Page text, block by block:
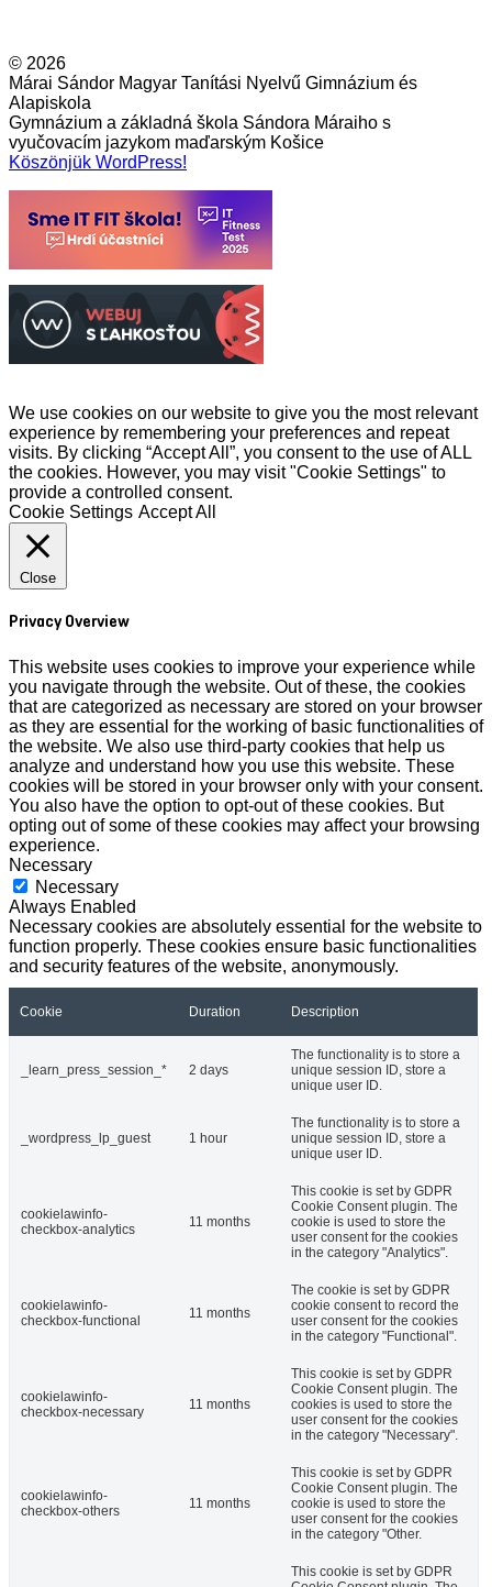
© 2026
Márai Sándor Magyar Tanítási Nyelvű Gimnázium és
Alapiskola
Gymnázium a základná škola Sándora Máraiho s
vyučovacím jazykom maďarským Košice
Köszönjük WordPress!
We use cookies on our website to give you the most relevant
experience by remembering your preferences and repeat
visits. By clicking “Accept All”, you consent to the use of ALL
the cookies. However, you may visit "Cookie Settings" to
provide a controlled consent.
Cookie Settings Accept All
Close
Privacy Overview
This website uses cookies to improve your experience while
you navigate through the website. Out of these, the cookies
that are categorized as necessary are stored on your browser
as they are essential for the working of basic functionalities of
the website. We also use third-party cookies that help us
analyze and understand how you use this website. These
cookies will be stored in your browser only with your consent.
You also have the option to opt-out of these cookies. But
opting out of some of these cookies may affect your browsing
experience.
Necessary
Necessary
Always Enabled
Necessary cookies are absolutely essential for the website to
function properly. These cookies ensure basic functionalities
and security features of the website, anonymously.
Cookie Duration Description
_learn_press_session_* 2 days
The functionality is to store a
unique session ID, store a
unique user ID.
_wordpress_lp_guest 1 hour
The functionality is to store a
unique session ID, store a
unique user ID.
cookielawinfo-
checkbox-analytics
11 months
This cookie is set by GDPR
Cookie Consent plugin. The
cookie is used to store the
user consent for the cookies
in the category "Analytics".
cookielawinfo-
checkbox-functional
11 months
The cookie is set by GDPR
cookie consent to record the
user consent for the cookies
in the category "Functional".
cookielawinfo-
checkbox-necessary
11 months
This cookie is set by GDPR
Cookie Consent plugin. The
cookies is used to store the
user consent for the cookies
in the category "Necessary".
cookielawinfo-
checkbox-others
11 months
This cookie is set by GDPR
Cookie Consent plugin. The
cookie is used to store the
user consent for the cookies
in the category "Other.
This cookie is set by GDPR